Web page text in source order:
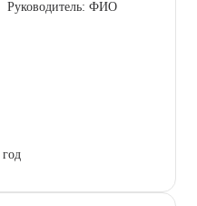
Руководитель: ФИО